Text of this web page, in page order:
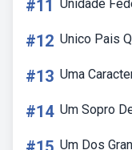
#11 Unidade
#12 Unico Pais
#13 Uma
#14 Um Sopro
Um Dos